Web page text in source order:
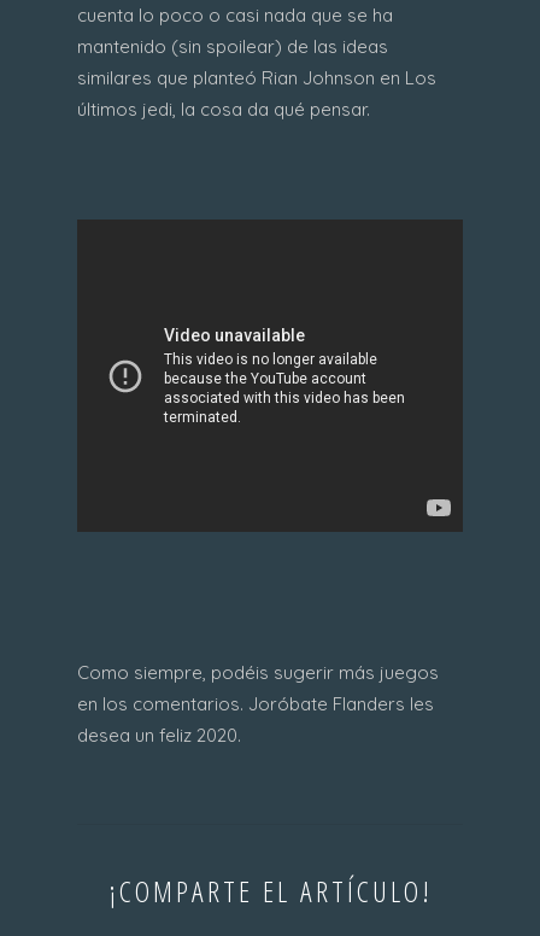
cuenta lo poco o casi nada que se ha
mantenido (sin spoilear) de las ideas
similares que planteó Rian Johnson en Los
últimos jedi, la cosa da qué pensar.
Como siempre, podéis sugerir más juegos
en los comentarios. Joróbate Flanders les
desea un feliz 2020.
¡COMPARTE EL ARTÍCULO!